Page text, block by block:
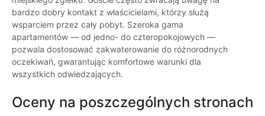
bardzo dobry kontakt z właścicielami, którzy służą
wsparciem przez cały pobyt. Szeroka gama
apartamentów — od jedno- do czteropokojowych —
pozwala dostosować zakwaterowanie do różnorodnych
oczekiwań, gwarantując komfortowe warunki dla
wszystkich odwiedzających.
Oceny na poszczególnych stronach